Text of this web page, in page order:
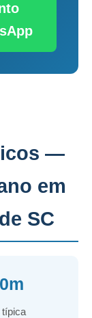
—
em
SC
típica